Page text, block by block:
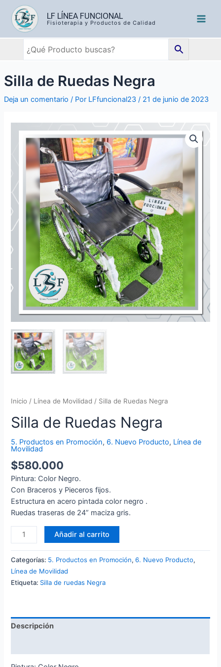
LF LÍNEA FUNCIONAL
Fisioterapia y Productos de Calidad
Silla de Ruedas Negra
Deja un comentario / Por LFfuncional23 / 21 de junio de 2023
Inicio / Línea de Movilidad / Silla de Ruedas Negra
Silla de Ruedas Negra
5. Productos en Promoción, 6. Nuevo Producto, Línea de
Movilidad
$580.000
Pintura: Color Negro.
Con Braceros y Pieceros fijos.
Estructura en acero pintada color negro .
Ruedas traseras de 24” maciza gris.
Añadir al carrito
Categorías: 5. Productos en Promoción,6. Nuevo Producto,
Línea de Movilidad
Etiqueta: Silla de ruedas Negra
Descripción